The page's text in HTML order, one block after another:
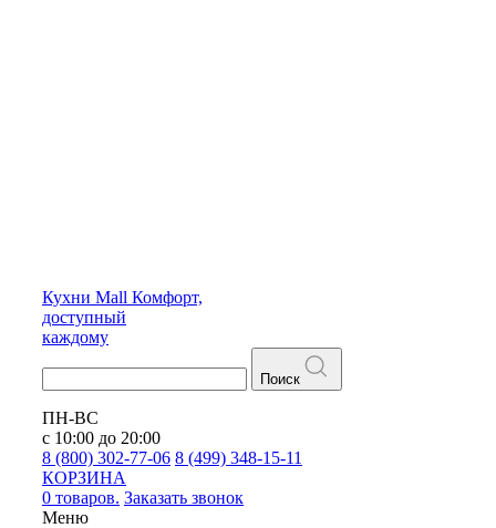
Кухни Mall Комфорт,
доступный
каждому
Поиск
ПН-ВС
с 10:00 до 20:00
8 (800) 302-77-06 8 (499) 348-15-11
КОРЗИНА
0 товаров. Заказать звонок
Меню